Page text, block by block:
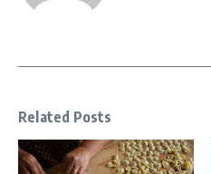
Related Posts